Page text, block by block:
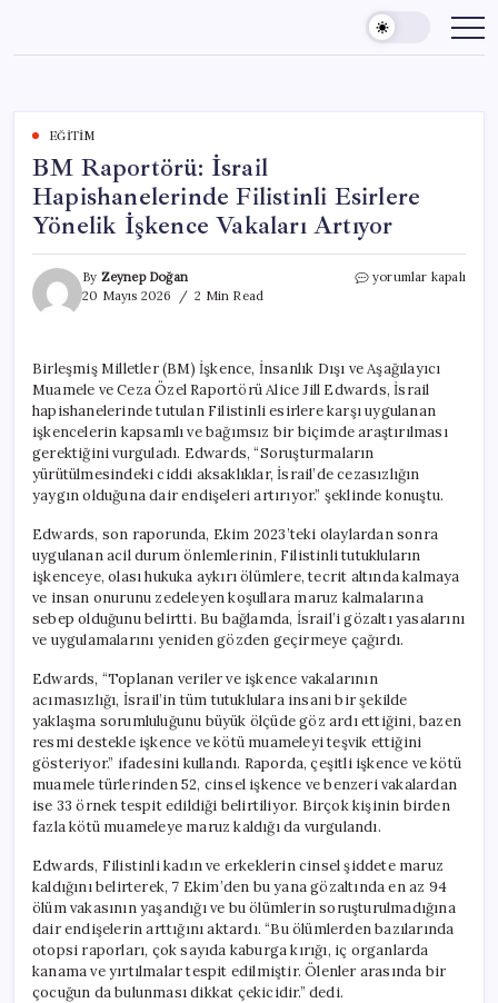
content
EĞITIM
BM Raportörü: İsrail
Hapishanelerinde Filistinli Esirlere
Yönelik İşkence Vakaları Artıyor
By Zeynep Doğan
20 Mayıs 2026
2 Min Read
BM
Esirlere
Yönelik
İşkence
Vakaları
Artıyor
için
yorumlar kapalı
Birleşmiş Milletler (BM) İşkence, İnsanlık Dışı ve Aşağılayıcı
Muamele ve Ceza Özel Raportörü Alice Jill Edwards, İsrail
hapishanelerinde tutulan Filistinli esirlere karşı uygulanan
işkencelerin kapsamlı ve bağımsız bir biçimde araştırılması
gerektiğini vurguladı. Edwards, “Soruşturmaların
yürütülmesindeki ciddi aksaklıklar, İsrail’de cezasızlığın
yaygın olduğuna dair endişeleri artırıyor.” şeklinde konuştu.
Edwards, son raporunda, Ekim 2023’teki olaylardan sonra
uygulanan acil durum önlemlerinin, Filistinli tutukluların
işkenceye, olası hukuka aykırı ölümlere, tecrit altında kalmaya
ve insan onurunu zedeleyen koşullara maruz kalmalarına
sebep olduğunu belirtti. Bu bağlamda, İsrail’i gözaltı yasalarını
ve uygulamalarını yeniden gözden geçirmeye çağırdı.
Edwards, “Toplanan veriler ve işkence vakalarının
acımasızlığı, İsrail’in tüm tutuklulara insani bir şekilde
yaklaşma sorumluluğunu büyük ölçüde göz ardı ettiğini, bazen
resmi destekle işkence ve kötü muameleyi teşvik ettiğini
gösteriyor.” ifadesini kullandı. Raporda, çeşitli işkence ve kötü
muamele türlerinden 52, cinsel işkence ve benzeri vakalardan
ise 33 örnek tespit edildiği belirtiliyor. Birçok kişinin birden
fazla kötü muameleye maruz kaldığı da vurgulandı.
Edwards, Filistinli kadın ve erkeklerin cinsel şiddete maruz
kaldığını belirterek, 7 Ekim’den bu yana gözaltında en az 94
ölüm vakasının yaşandığı ve bu ölümlerin soruşturulmadığına
dair endişelerin arttığını aktardı. “Bu ölümlerden bazılarında
otopsi raporları, çok sayıda kaburga kırığı, iç organlarda
kanama ve yırtılmalar tespit edilmiştir. Ölenler arasında bir
çocuğun da bulunması dikkat çekicidir.” dedi.